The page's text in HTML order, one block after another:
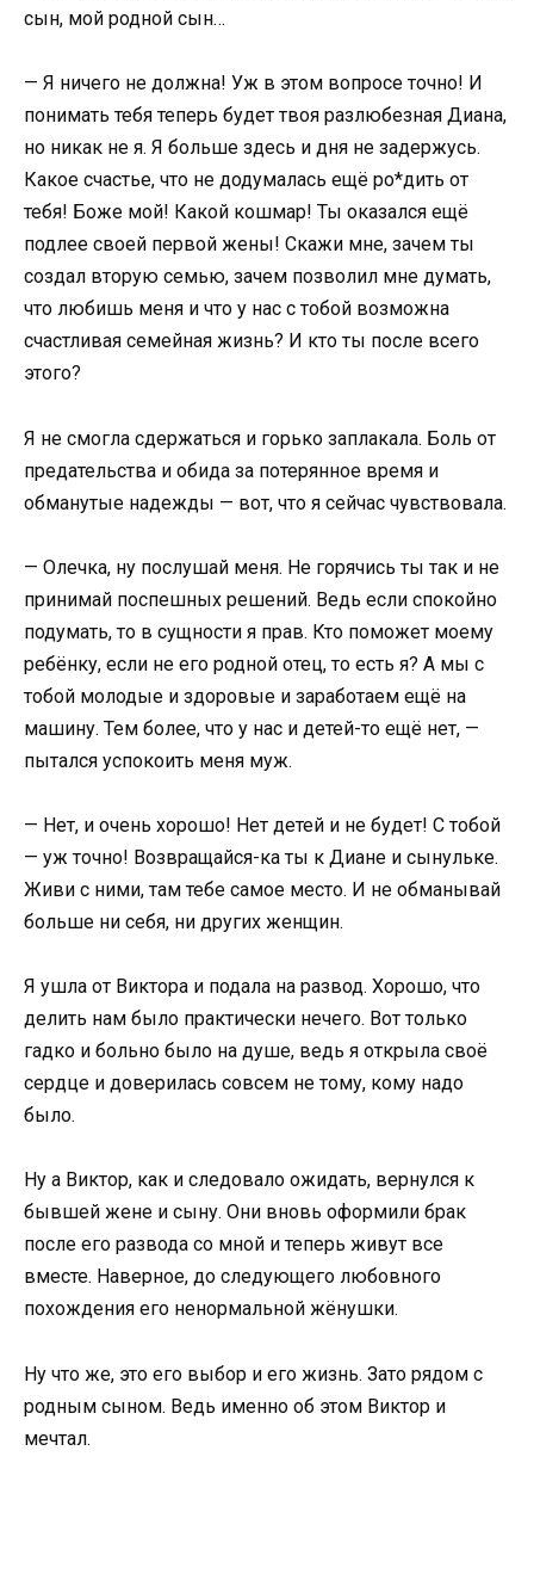
сын, мой родной сын…
— Я ничего не должна! Уж в этом вопросе точно! И
понимать тебя теперь будет твоя разлюбезная Диана,
но никак не я. Я больше здесь и дня не задержусь.
Какое счастье, что не додумалась ещё ро*дить от
тебя! Боже мой! Какой кошмар! Ты оказался ещё
подлее своей первой жены! Скажи мне, зачем ты
создал вторую семью, зачем позволил мне думать,
что любишь меня и что у нас с тобой возможна
счастливая семейная жизнь? И кто ты после всего
этого?
Я не смогла сдержаться и горько заплакала. Боль от
предательства и обида за потерянное время и
обманутые надежды — вот, что я сейчас чувствовала.
— Олечка, ну послушай меня. Не горячись ты так и не
принимай поспешных решений. Ведь если спокойно
подумать, то в сущности я прав. Кто поможет моему
ребёнку, если не его родной отец, то есть я? А мы с
тобой молодые и здоровые и заработаем ещё на
машину. Тем более, что у нас и детей-то ещё нет, —
пытался успокоить меня муж.
— Нет, и очень хорошо! Нет детей и не будет! С тобой
— уж точно! Возвращайся-ка ты к Диане и сынульке.
Живи с ними, там тебе самое место. И не обманывай
больше ни себя, ни других женщин.
Я ушла от Виктора и подала на развод. Хорошо, что
делить нам было практически нечего. Вот только
гадко и больно было на душе, ведь я открыла своё
сердце и доверилась совсем не тому, кому надо
было.
Ну а Виктор, как и следовало ожидать, вернулся к
бывшей жене и сыну. Они вновь оформили брак
после его развода со мной и теперь живут все
вместе. Наверное, до следующего любовного
похождения его ненормальной жёнушки.
Ну что же, это его выбор и его жизнь. Зато рядом с
родным сыном. Ведь именно об этом Виктор и
мечтал.